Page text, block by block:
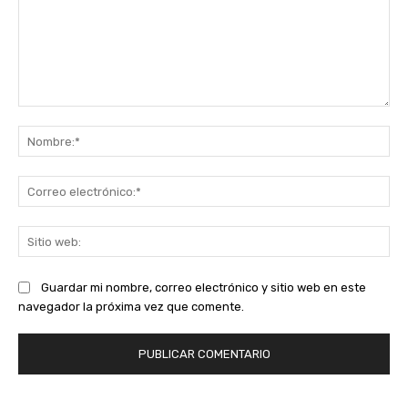
Guardar mi nombre, correo electrónico y sitio web en este
navegador la próxima vez que comente.